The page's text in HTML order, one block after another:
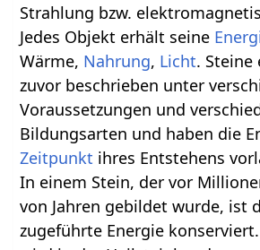
Strahlung bzw.
Jedes Objekt erhält seine
Wärme, Nahrung, Licht. Steine
zuvor beschrieben unter
Voraussetzungen und
Bildungsarten und haben die
Zeitpunkt ihres Entstehens
In einem Stein, der vor
von Jahren gebildet wurde, ist
zugeführte Energie